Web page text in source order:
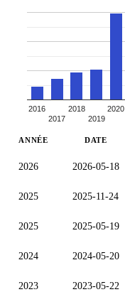
2016
2017
2018
2019
2020
ANNÉE DATE
2026 2026-05-18
2025 2025-11-24
2025 2025-05-19
2024 2024-05-20
2023 2023-05-22